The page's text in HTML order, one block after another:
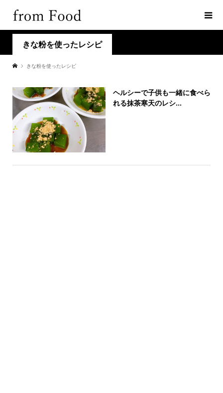
きな粉を使ったレシピ
きな粉を使ったレシピ
ヘルシーで子供も一緒に食べら
れる抹茶寒天のレシ...